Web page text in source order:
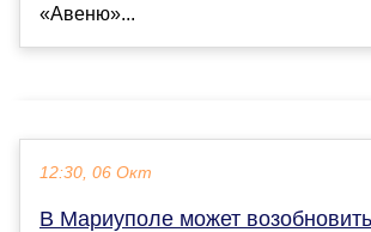
«Авеню»...
12:30, 06 Окт
В Мариуполе может возобновить